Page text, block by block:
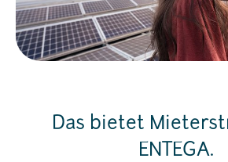
Das bietet
ENTEGA.